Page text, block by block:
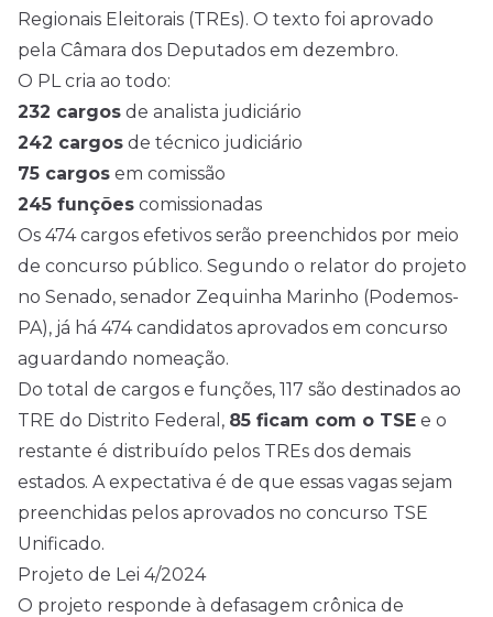
Regionais Eleitorais (TREs). O texto foi aprovado
pela Câmara dos Deputados em dezembro.
O PL cria ao todo:
232 cargos de analista judiciário
242 cargos de técnico judiciário
75 cargos em comissão
245 funções comissionadas
Os 474 cargos efetivos serão preenchidos por meio
de concurso público. Segundo o relator do projeto
no Senado, senador Zequinha Marinho (Podemos-
PA), já há 474 candidatos aprovados em concurso
aguardando nomeação.
Do total de cargos e funções, 117 são destinados ao
TRE do Distrito Federal, 85 ficam com o TSE e o
restante é distribuído pelos TREs dos demais
estados. A expectativa é de que essas vagas sejam
preenchidas pelos aprovados no concurso TSE
Unificado.
Projeto de Lei 4/2024
O projeto responde à defasagem crônica de